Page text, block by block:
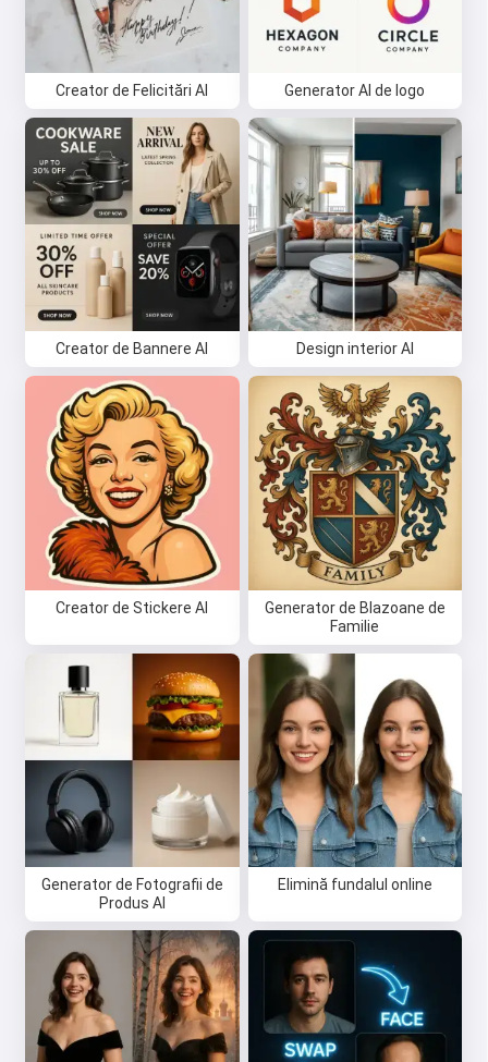
Creator de Felicitări AI Generator AI de logo
Creator de Bannere AI Design interior AI
Creator de Stickere AI
Generator de Blazoane de
Familie
Generator de Fotografii de
Produs AI
Elimină fundalul online
Salut 👋
Pot crea cântece, scrie poezii și
felicitări 🥰
Accept:Termenii serviciului
Politica de confidențialitate
Politica de rambursare